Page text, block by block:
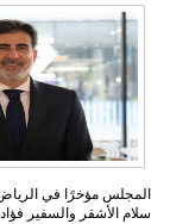
المجلس مؤخرًا في
سلام الأشقر والسفير